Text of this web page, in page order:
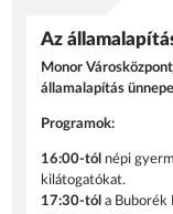
Az
Monor
államalapítás
Programok:
16:00-tól népi
kilátogatókat.
17:30-tól a Buborék